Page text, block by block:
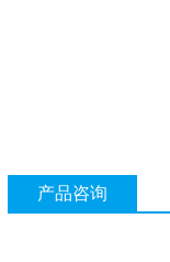
产品咨询